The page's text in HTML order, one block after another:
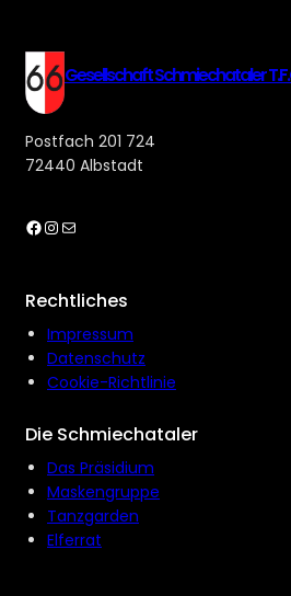
Gesellschaft Schmiechataler
Postfach 201 724
72440 Albstadt
Facebook InstagramE-Mail
Rechtliches
Impressum
Datenschutz
Cookie-Richtlinie
Die Schmiechataler
Das Präsidium
Maskengruppe
Tanzgarden
Elferrat